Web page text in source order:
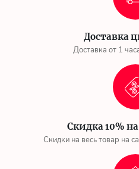
Доставка
Доставка от 1
Скидка 10%
Скидки на весь товар на